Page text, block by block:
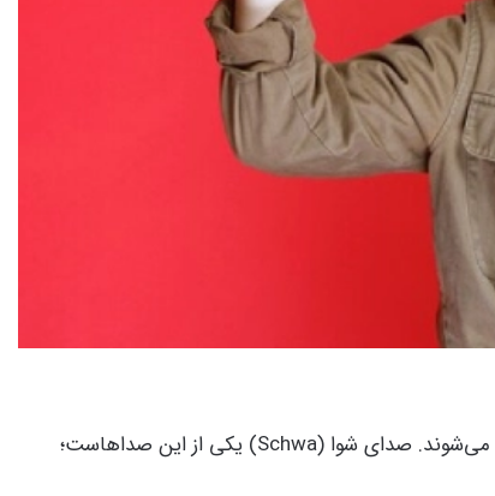
می‌شوند. صدای شوا (Schwa) یکی از این صداهاست؛